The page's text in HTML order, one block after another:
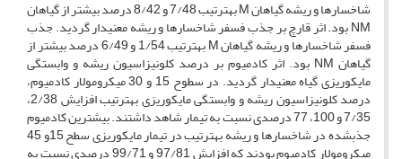
شاخسارها و ریشه گیاهان M به‏ترتیب 7/48 و 8/42 درصد بیشتر از گیاهان
NM بود. اثر قارچ بر جذب فسفر شاخسارها و ریشه معنی‏دار گردید. جذب
فسفر شاخسارها و ریشه گیاهان M به‏ترتیب 1/54 و 6/49 درصد بیشتر از
گیاهان NM بود. اثر کادمیوم بر درصد کلونیزاسیون ریشه و وابستگی
مایکوریزی گیاه معنی‏دار گردید. در سطوح 15 و 30 میکرومولار کادمیوم،
درصد کلونیزاسیون ریشه و وابستگی مایکوریزی به‏ترتیب افزایش 2/38،
7/35 و 100، 77 درصدی نسبت به تیمار شاهد داشتند. بیشترین کادمیوم
جذب‏شده در شاخسارها و ریشه به‏ترتیب در تیمار مایکوریزی سطح 15و 45
میکرومولار کادمیوم بودند که افزایش 97/81 و 99/71 درصدی نسبت به